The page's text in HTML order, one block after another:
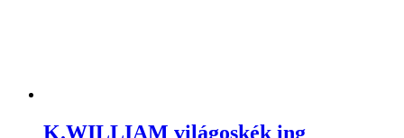
K.WILLIAM világoskék ing